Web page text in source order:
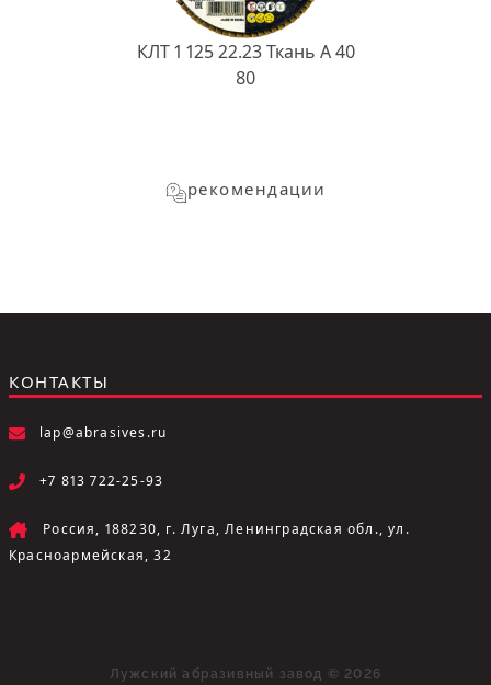
КЛТ 1 125 22.23 Ткань A 40
80
рекомендации
КОНТАКТЫ
lap@abrasives.ru
+7 813 722-25-93
Россия, 188230, г. Луга, Ленинградская обл., ул.
Красноармейская, 32
Лужский абразивный завод © 2026